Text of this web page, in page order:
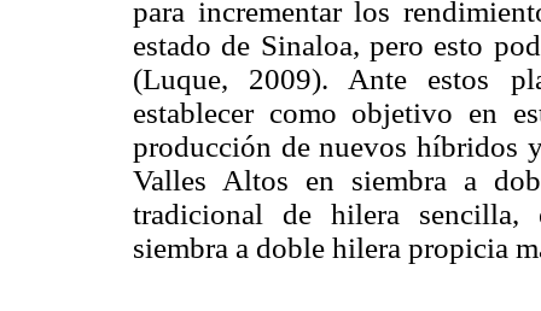
para incrementar los
estado de Sinaloa, pero esto
(Luque, 2009). Ante estos
establecer como objetivo en
producción de nuevos híbridos
Valles Altos en siembra a
tradicional de hilera sencilla,
siembra a doble hilera propicia